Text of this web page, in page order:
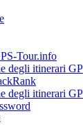
Tour.info
degli itinerari
degli itinerari